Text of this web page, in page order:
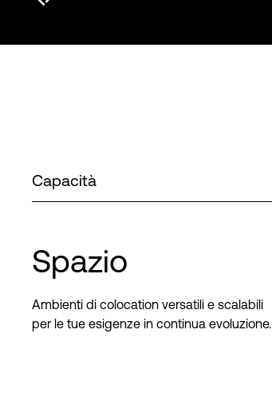
Capacità
Spazio
Ambienti di colocation versatili e scalabili
per le tue esigenze in continua evoluzione.